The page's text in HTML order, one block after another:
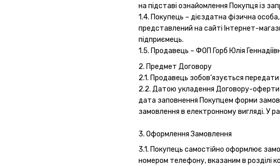
на підставі ознайомлення Покупця із
1.4. Покупець – дієздатна фізична
представлений на сайті Інтернет-
підприємець.
1.5. Продавець – ФОП Горб Юлія
2. Предмет Договору
2.1. Продавець зобов’язується
2.2. Датою укладення Договору-
дата заповнення Покупцем форми
замовлення в електронному вигляді. У
3. Оформлення Замовлення
3.1. Покупець самостійно оформлює
номером телефону, вказаним в розділі